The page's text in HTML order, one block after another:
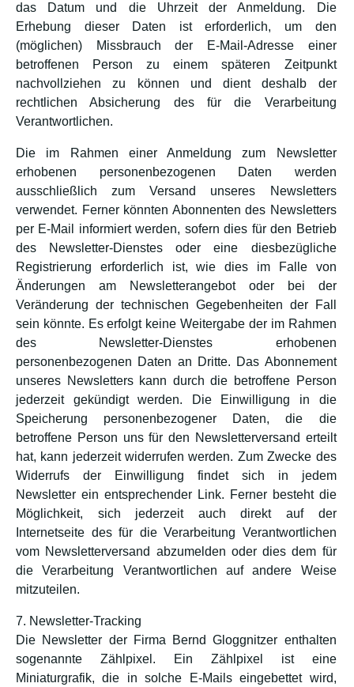
das Datum und die Uhrzeit der Anmeldung. Die
Erhebung dieser Daten ist erforderlich, um den
(möglichen) Missbrauch der E-Mail-Adresse einer
betroffenen Person zu einem späteren Zeitpunkt
nachvollziehen zu können und dient deshalb der
rechtlichen Absicherung des für die Verarbeitung
Verantwortlichen.
Die im Rahmen einer Anmeldung zum Newsletter
erhobenen personenbezogenen Daten werden
ausschließlich zum Versand unseres Newsletters
verwendet. Ferner könnten Abonnenten des Newsletters
per E-Mail informiert werden, sofern dies für den Betrieb
des Newsletter-Dienstes oder eine diesbezügliche
Registrierung erforderlich ist, wie dies im Falle von
Änderungen am Newsletterangebot oder bei der
Veränderung der technischen Gegebenheiten der Fall
sein könnte. Es erfolgt keine Weitergabe der im Rahmen
des Newsletter-Dienstes erhobenen
personenbezogenen Daten an Dritte. Das Abonnement
unseres Newsletters kann durch die betroffene Person
jederzeit gekündigt werden. Die Einwilligung in die
Speicherung personenbezogener Daten, die die
betroffene Person uns für den Newsletterversand erteilt
hat, kann jederzeit widerrufen werden. Zum Zwecke des
Widerrufs der Einwilligung findet sich in jedem
Newsletter ein entsprechender Link. Ferner besteht die
Möglichkeit, sich jederzeit auch direkt auf der
Internetseite des für die Verarbeitung Verantwortlichen
vom Newsletterversand abzumelden oder dies dem für
die Verarbeitung Verantwortlichen auf andere Weise
mitzuteilen.
7. Newsletter-Tracking
Die Newsletter der Firma Bernd Gloggnitzer enthalten
sogenannte Zählpixel. Ein Zählpixel ist eine
Miniaturgrafik, die in solche E-Mails eingebettet wird,